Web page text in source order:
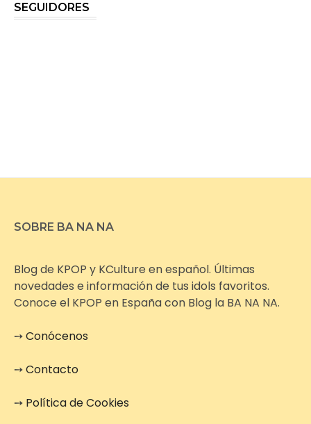
SEGUIDORES
SOBRE BA NA NA
Blog de KPOP y KCulture en español. Últimas
novedades e información de tus idols favoritos.
Conoce el KPOP en España con Blog la BA NA NA.
➙Conócenos
➙Contacto
➙ Política de Cookies